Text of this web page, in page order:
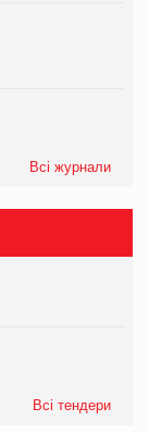
Всі журнали
Всі тендери